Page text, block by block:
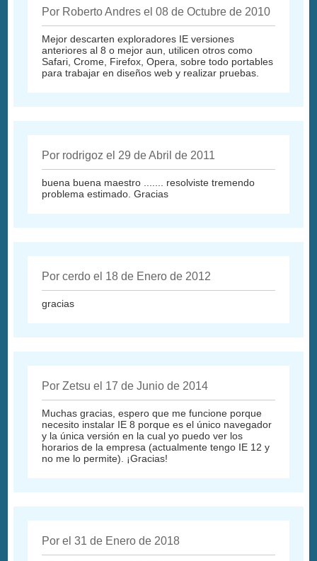
Por Roberto Andres el 08 de Octubre de 2010
Mejor descarten exploradores IE versiones
anteriores al 8 o mejor aun, utilicen otros como
Safari, Crome, Firefox, Opera, sobre todo portables
para trabajar en diseños web y realizar pruebas.
Por rodrigoz el 29 de Abril de 2011
buena buena maestro ....... resolviste tremendo
problema estimado. Gracias
Por cerdo el 18 de Enero de 2012
gracias
Por Zetsu el 17 de Junio de 2014
Muchas gracias, espero que me funcione porque
necesito instalar IE 8 porque es el único navegador
y la única versión en la cual yo puedo ver los
horarios de la empresa (actualmente tengo IE 12 y
no me lo permite). ¡Gracias!
Por el 31 de Enero de 2018